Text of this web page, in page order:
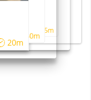
20m
40m
55m